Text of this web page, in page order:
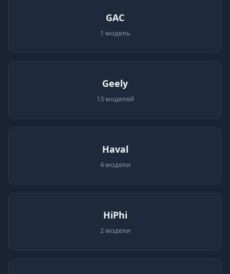
GAC
1 модель
Geely
13 моделей
Haval
4 модели
HiPhi
2 модели